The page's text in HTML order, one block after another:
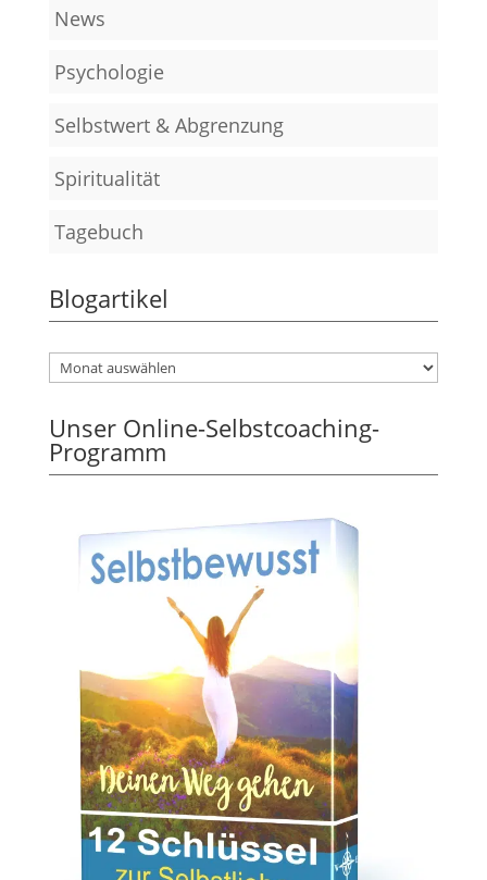
News
Psychologie
Selbstwert & Abgrenzung
Spiritualität
Tagebuch
Blogartikel
Unser Online-Selbstcoaching-
Programm